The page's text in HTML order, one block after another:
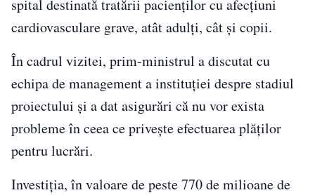
spital destinată tratării pacienților cu afecțiuni
cardiovasculare grave, atât adulți, cât și copii.
În cadrul vizitei, prim-ministrul a discutat cu
echipa de management a instituției despre stadiul
proiectului și a dat asigurări că nu vor exista
probleme în ceea ce privește efectuarea plăților
pentru lucrări.
Investiția, în valoare de peste 770 de milioane de